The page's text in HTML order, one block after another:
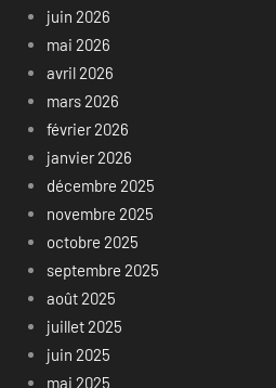
juin 2026
mai 2026
avril 2026
mars 2026
février 2026
janvier 2026
décembre 2025
novembre 2025
octobre 2025
septembre 2025
août 2025
juillet 2025
juin 2025
mai 2025